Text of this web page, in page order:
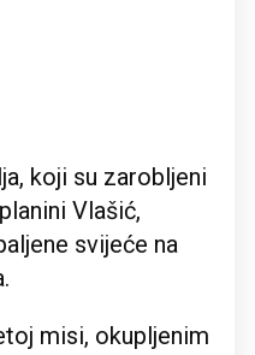
koji su zarobljeni
Vlašić,
svijeće na
misi, okupljenim